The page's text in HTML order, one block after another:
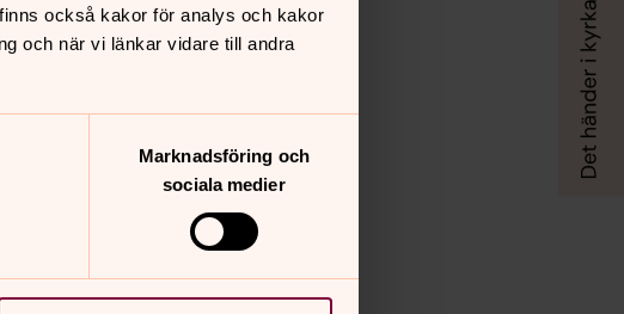
också kakor för analys och kakor
och när vi länkar vidare till andra
Marknadsföring och
sociala medier